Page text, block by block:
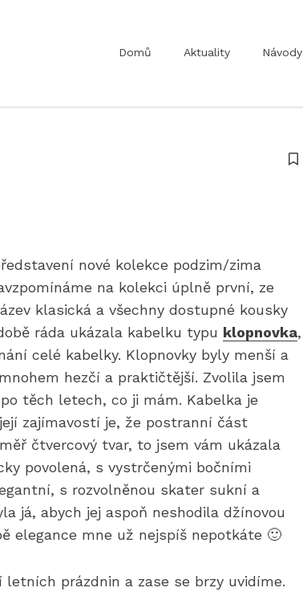
Domů Aktuality Návody
nové kolekce podzim/zima
na kolekci úplně první, ze
klasická a všechny dostupné kousky
ráda ukázala kabelku typu klopnovka,
celé kabelky. Klopnovky byly menší a
hezčí a praktičtější. Zvolila jsem
těch letech, co ji mám. Kabelka je
zajímavostí je, že postranní část
čtvercový tvar, to jsem vám ukázala
povolená, s vystrčenými bočními
s rozvolněnou skater sukní a
já, abych jej aspoň neshodila džínovou
elegance mne už nejspíš nepotkáte 🙂
prázdnin a zase se brzy uvidíme.